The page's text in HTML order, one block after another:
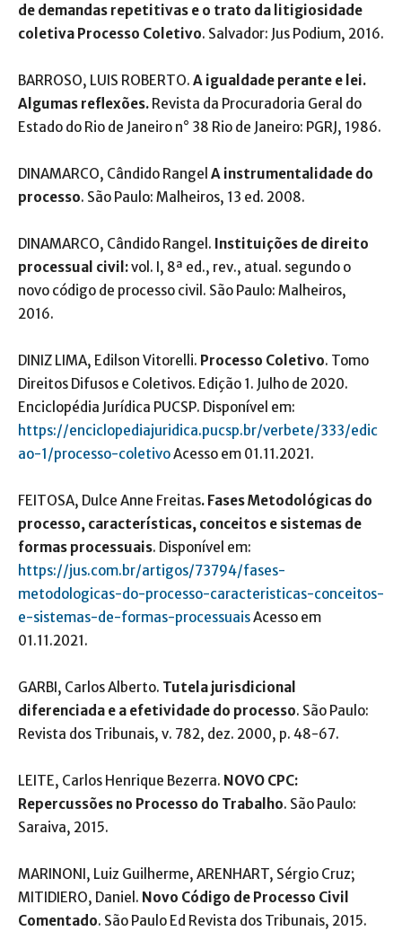
de demandas repetitivas e o trato da litigiosidade
coletiva Processo Coletivo. Salvador: Jus Podium, 2016.
BARROSO, LUIS ROBERTO. A igualdade perante e lei.
Algumas reflexões. Revista da Procuradoria Geral do
Estado do Rio de Janeiro n° 38 Rio de Janeiro: PGRJ, 1986.
DINAMARCO, Cândido Rangel A instrumentalidade do
processo. São Paulo: Malheiros, 13 ed. 2008.
DINAMARCO, Cândido Rangel. Instituições de direito
processual civil:vol. I, 8ª ed., rev., atual. segundo o
novo código de processo civil. São Paulo: Malheiros,
2016.
DINIZ LIMA, Edilson Vitorelli. Processo Coletivo. Tomo
Direitos Difusos e Coletivos. Edição 1. Julho de 2020.
Enciclopédia Jurídica PUCSP. Disponível em:
https://enciclopediajuridica.pucsp.br/verbete/333/edic
ao-1/processo-coletivoAcesso em 01.11.2021.
FEITOSA, Dulce Anne Freitas. Fases Metodológicas do
processo, características, conceitos e sistemas de
formas processuais. Disponível em:
https://jus.com.br/artigos/73794/fases-
metodologicas-do-processo-caracteristicas-conceitos-
e-sistemas-de-formas-processuaisAcesso em
01.11.2021.
GARBI, Carlos Alberto. Tutela jurisdicional
diferenciada e a efetividade do processo. São Paulo:
Revista dos Tribunais, v. 782, dez. 2000, p. 48-67.
LEITE, Carlos Henrique Bezerra. NOVO CPC:
Repercussões no Processo do Trabalho. São Paulo:
Saraiva, 2015.
MARINONI, Luiz Guilherme, ARENHART, Sérgio Cruz;
MITIDIERO, Daniel. Novo Código de Processo Civil
Comentado. São Paulo Ed Revista dos Tribunais, 2015.